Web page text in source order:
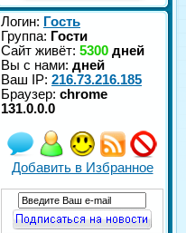
Логин: Гость
Группа: Гости
Сайт живёт: 5300 дней
Вы с нами: дней
Ваш IP: 216.73.216.185
Браузер: chrome
131.0.0.0
Добавить в Избранное